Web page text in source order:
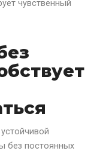
чувственный
без постоянных